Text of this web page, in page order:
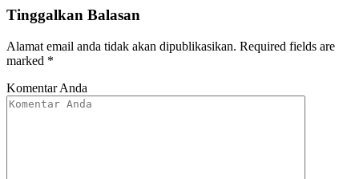
Tinggalkan Balasan
Alamat email anda tidak akan dipublikasikan. Required fields are
marked *
Komentar Anda